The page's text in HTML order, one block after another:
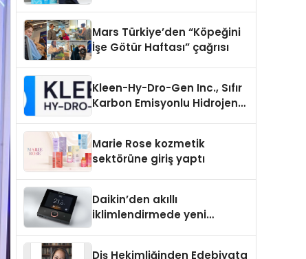
Mars Türkiye’den “Köpeğini
İşe Götür Haftası” çağrısı
Kleen-Hy-Dro-Gen Inc., Sıfır
Karbon Emisyonlu Hidrojen
Aldı
Marie Rose kozmetik
sektörüne giriş yaptı
Daikin’den akıllı
iklimlendirmede yeni
Diş Hekimliğinden Edebiyata